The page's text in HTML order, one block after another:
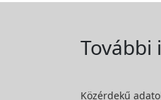
Közérdekű